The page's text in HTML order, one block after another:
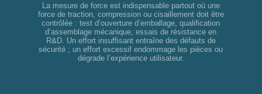
La mesure de force est indispensable partout où une
force de traction, compression ou cisaillement doit être
contrôlée : test d’ouverture d’emballage, qualification
d’assemblage mécanique, essais de résistance en
R&D. Un effort insuffisant entraîne des défauts de
sécurité ; un effort excessif endommage les pièces ou
dégrade l’expérience utilisateur.